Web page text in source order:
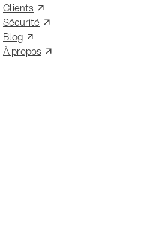
Clients
Sécurité
Blog
À propos